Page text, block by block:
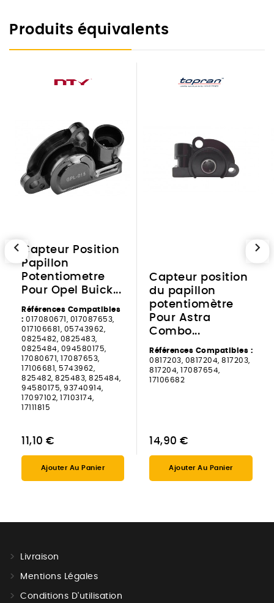
Produits équivalents
Capteur Position
Papillon
Potentiometre
Pour Opel Buick...
Références Compatibles
: 017080671, 017087653,
017106681, 05743962,
0825482, 0825483,
0825484, 094580175,
17080671, 17087653,
17106681, 5743962,
825482, 825483, 825484,
94580175, 93740914,
17097102, 17103174,
17111815
11,10 €
Ajouter Au Panier
Capteur position
du papillon
potentiomètre
Pour Astra
Combo...
Références Compatibles :
0817203, 0817204, 817203,
817204, 17087654,
17106682
14,90 €
Ajouter Au Panier
chevron_left chevron_right
Livraison
Mentions Légales
Conditions D'utilisation